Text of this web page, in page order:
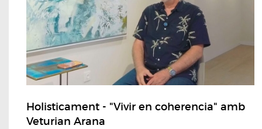
Holisticament - "Vivir en coherencia" amb
Veturian Arana